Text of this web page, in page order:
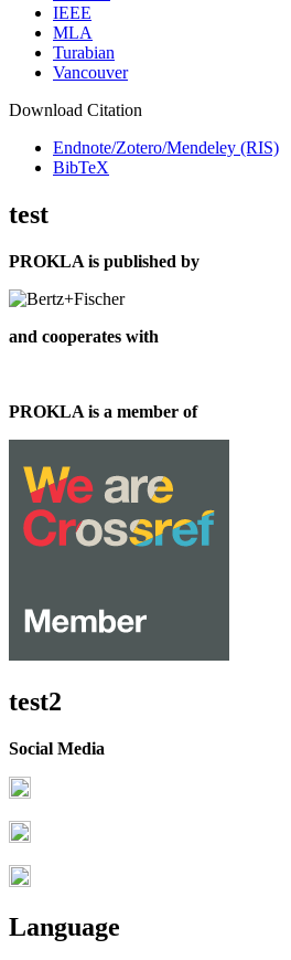
IEEE
MLA
Turabian
Vancouver
Download Citation
Endnote/Zotero/Mendeley (RIS)
BibTeX
test
PROKLA is published by
and cooperates with
PROKLA is a member of
test2
Social Media
Language